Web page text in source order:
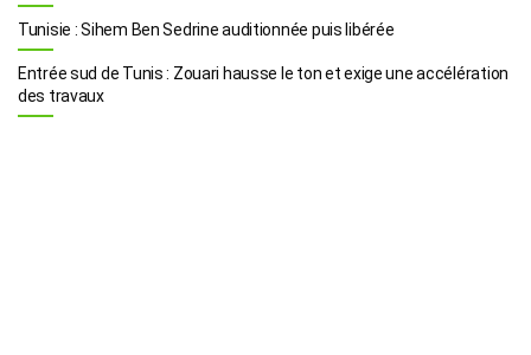
Tunisie : Sihem Ben Sedrine auditionnée puis libérée
Entrée sud de Tunis : Zouari hausse le ton et exige une accélération
des travaux